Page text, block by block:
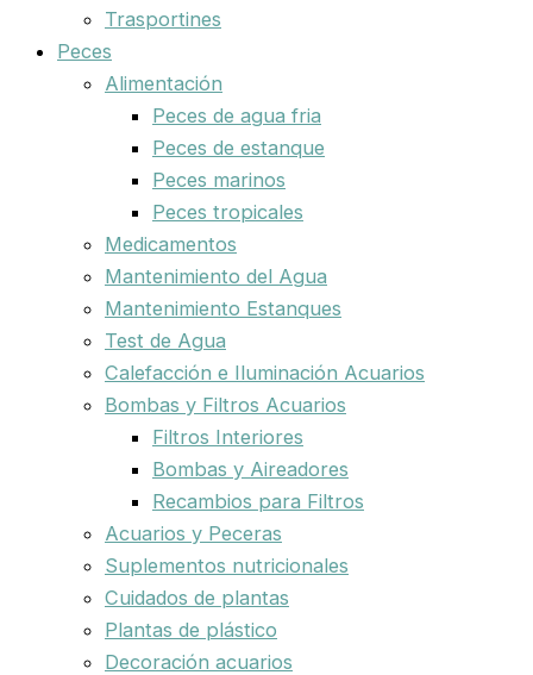
Trasportines
Peces
Alimentación
Peces de agua fria
Peces de estanque
Peces marinos
Peces tropicales
Medicamentos
Mantenimiento del Agua
Mantenimiento Estanques
Test de Agua
Calefacción e Iluminación Acuarios
Bombas y Filtros Acuarios
Filtros Interiores
Bombas y Aireadores
Recambios para Filtros
Acuarios y Peceras
Suplementos nutricionales
Cuidados de plantas
Plantas de plástico
Decoración acuarios